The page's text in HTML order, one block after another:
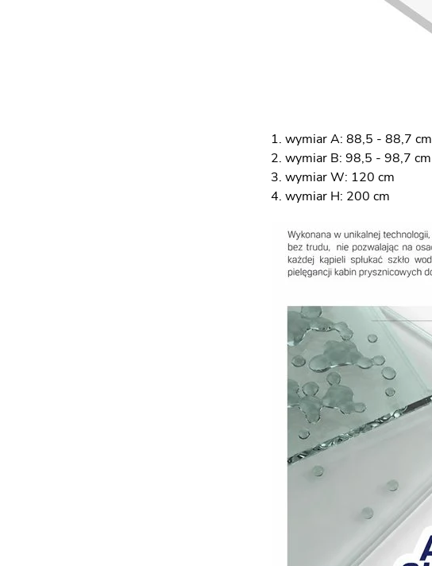
wymiar A: 88,5 - 88,7 cm
wymiar B: 98,5 - 98,7 cm
wymiar W: 120 cm
wymiar H: 200 cm